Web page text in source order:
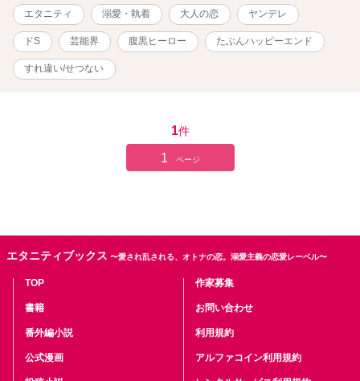
だけるかなと。
エタニティ 溺愛・執着 大人の恋 ヤンデレ
ドS 芸能界 腹黒ヒーロー たぶんハッピーエンド
すれ違い/せつない
1件
1 ページ
エタニティブックス 〜愛され乱される、オトナの恋。溺愛主義の恋愛レーベル〜
TOP
書籍
番外編小説
公式漫画
作家募集
お問い合わせ
利用規約
アルファコイン利用規約